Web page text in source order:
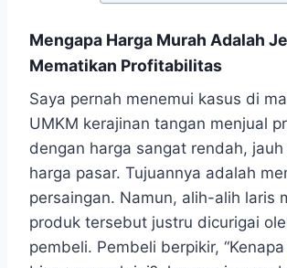
Mengapa Harga Murah Adalah
Mematikan Profitabilitas
Saya pernah menemui kasus di
UMKM kerajinan tangan menjual
dengan harga sangat rendah,
harga pasar. Tujuannya adalah
persaingan. Namun, alih-alih laris
produk tersebut justru dicurigai
pembeli. Pembeli berpikir,